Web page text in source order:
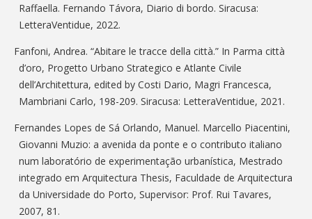
Raffaella. Fernando Távora, Diario di bordo. Siracusa:
LetteraVentidue, 2022.
Fanfoni, Andrea. “Abitare le tracce della città.” In Parma città
d’oro, Progetto Urbano Strategico e Atlante Civile
dell’Architettura, edited by Costi Dario, Magri Francesca,
Mambriani Carlo, 198-209. Siracusa: LetteraVentidue, 2021.
Fernandes Lopes de Sá Orlando, Manuel. Marcello Piacentini,
Giovanni Muzio: a avenida da ponte e o contributo italiano
num laboratório de experimentação urbanística, Mestrado
integrado em Arquitectura Thesis, Faculdade de Arquitectura
da Universidade do Porto, Supervisor: Prof. Rui Tavares,
2007, 81.